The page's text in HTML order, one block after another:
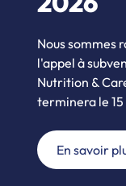
Nous sommes
l'appel à
Nutrition &
terminera le
En savoir